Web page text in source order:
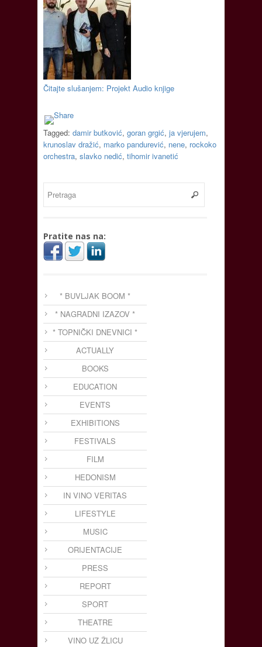
Čitajte slušanjem: Projekt Audio knjige
Tagged: damir butković, goran grgić, ja vjerujem,
krunoslav dražić, marko pandurević, nene, rockoko
orchestra, slavko nedić, tihomir ivanetić
Pratite nas na:
* BUVLJAK BOOM *
* NAGRADNI IZAZOV *
* TOPNIČKI DNEVNICI *
ACTUALLY
BOOKS
EDUCATION
EVENTS
EXHIBITIONS
FESTIVALS
FILM
HEDONISM
IN VINO VERITAS
LIFESTYLE
MUSIC
ORIJENTACIJE
PRESS
REPORT
SPORT
THEATRE
VINO UZ ŽLICU